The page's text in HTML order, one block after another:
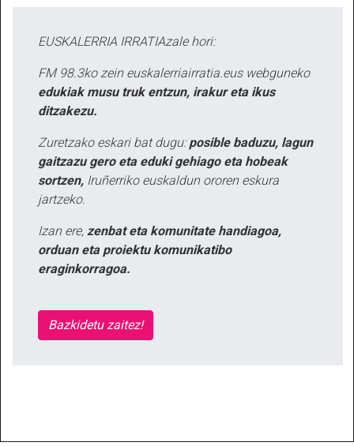
EUSKALERRIA IRRATIAzale hori:
FM 98.3ko zein euskalerriairratia.eus webguneko
edukiak musu truk entzun, irakur eta ikus
ditzakezu.
Zuretzako eskari bat dugu: posible baduzu, lagun
gaitzazu gero eta eduki gehiago eta hobeak
sortzen, Iruñerriko euskaldun ororen eskura
jartzeko.
Izan ere, zenbat eta komunitate handiagoa,
orduan eta proiektu komunikatibo
eraginkorragoa.
Bazkidetu zaitez!